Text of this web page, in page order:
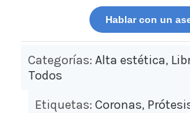
Hablar con un
Categorías: Alta estética,
Todos
Etiquetas: Coronas,